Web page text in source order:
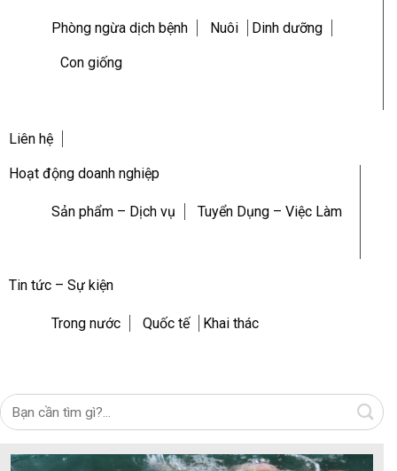
Phòng ngừa dịch bệnh Nuôi Dinh dưỡng
Con giống
Liên hệ
Hoạt động doanh nghiệp
Sản phẩm – Dịch vụ Tuyển Dụng – Việc Làm
Tin tức – Sự kiện
Trong nước Quốc tế Khai thác